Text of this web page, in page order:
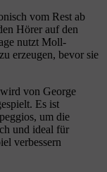
vom Rest ab
Hörer auf den
nutzt Moll-
erzeugen, bevor sie
von George
Es ist
um die
und ideal für
verbessern